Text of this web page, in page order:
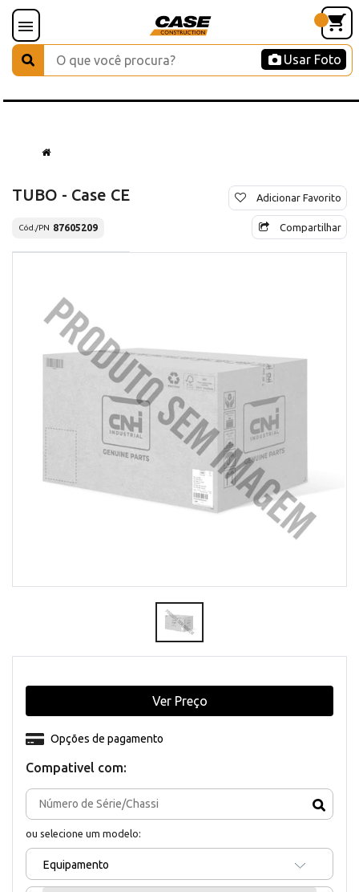
Usar Foto
TUBO - Case CE
Cód./PN 87605209
Adicionar Favorito
Compartilhar
Compativel com:
ou selecione um modelo:
Equipamento
Opções de pagamento
Ver Preço